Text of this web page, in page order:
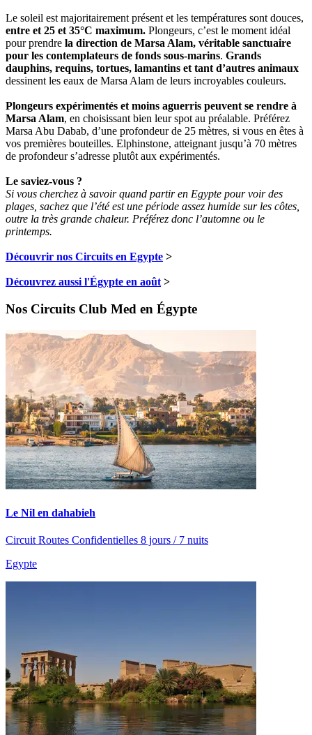
Le soleil est majoritairement présent et les températures sont douces,
entre et 25 et 35°C maximum. Plongeurs, c’est le moment idéal
pour prendre la direction de Marsa Alam, véritable sanctuaire
pour les contemplateurs de fonds sous-marins. Grands
dauphins, requins, tortues, lamantins et tant d’autres animaux
dessinent les eaux de Marsa Alam de leurs incroyables couleurs.
Plongeurs expérimentés et moins aguerris peuvent se rendre à
Marsa Alam, en choisissant bien leur spot au préalable. Préférez
Marsa Abu Dabab, d’une profondeur de 25 mètres, si vous en êtes à
vos premières bouteilles. Elphinstone, atteignant jusqu’à 70 mètres
de profondeur s’adresse plutôt aux expérimentés.
Le saviez-vous ?
Si vous cherchez à savoir quand partir en Egypte pour voir des
plages, sachez que l’été est une période assez humide sur les côtes,
outre la très grande chaleur. Préférez donc l’automne ou le
printemps.
Découvrir nos Circuits en Egypte >
Découvrez aussi l'Égypte en août >
Nos Circuits Club Med en Égypte
Le Nil en dahabieh
Circuit Routes Confidentielles 8 jours / 7 nuits
Egypte